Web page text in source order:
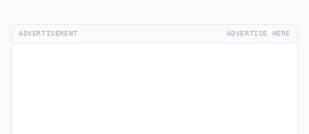
ADVERTISEMENT ADVERTISE HERE